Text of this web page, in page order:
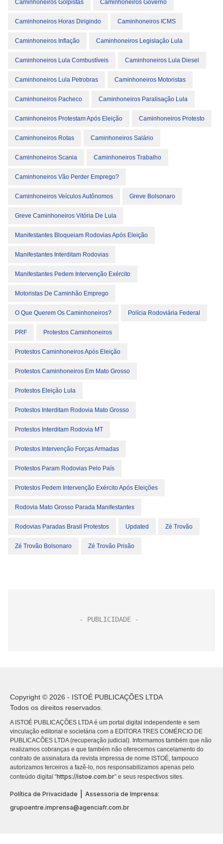
Caminhoneiros Golpistas Caminhoneiros Governo
Caminhoneiros Horas Dirigindo Caminhoneiros ICMS
Caminhoneiros Inflação Caminhoneiros Legislação Lula
Caminhoneiros Lula Combustíveis Caminhoneiros Lula Diesel
Caminhoneiros Lula Petrobras Caminhoneiros Motoristas
Caminhoneiros Pacheco Caminhoneiros Paralisação Lula
Caminhoneiros Protestam Após Eleição Caminhoneiros Protesto
Caminhoneiros Rotas Caminhoneiros Salário
Caminhoneiros Scania Caminhoneiros Trabalho
Caminhoneiros Vão Perder Emprego?
Caminhoneiros Veículos Autônomos Greve Bolsonaro
Greve Caminhoneiros Vitória De Lula
Manifestantes Bloqueiam Rodovias Após Eleição
Manifestantes Interditam Rodovias
Manifestantes Pedem Intervenção Exército
Motoristas De Caminhão Emprego
O Que Querem Os Caminhoneiros? Polícia Rodoviária Federal
PRF Protestos Caminhoneiros
Protestos Caminhoneiros Após Eleição
Protestos Caminhoneiros Em Mato Grosso
Protestos Eleição Lula
Protestos Interditam Rodovia Mato Grosso
Protestos Interditam Rodovia MT
Protestos Intervenção Forças Armadas
Protestos Param Rodovias Pelo País
Protestos Pedem Intervenção Exército Após Eleições
Rodovia Mato Grosso Parada Manifestantes
Rodovias Paradas Brasil Protestos Updated Zé Trovão
Zé Trovão Bolsonaro Zé Trovão Prisão
Copyright © 2026 - ISTOÉ PUBLICAÇÕES LTDA
Todos os direitos reservados.
A ISTOÉ PUBLICAÇÕES LTDA é um portal digital independente e sem
vinculação editorial e societária com a EDITORA TRES COMÉRCIO DE
PUBLICACÕES LTDA (recuperação judicial). Informamos também que não
realizamos cobranças e que também não oferecemos cancelamento do
contrato de assinatura da revista impressa de nome ISTOÉ, tampouco
autorizamos terceiros a fazê-lo, nos responsabilizamos apenas pelo
conteúdo digital “https://istoe.com.br” e seus respectivos sites.
Política de Privacidade
Assessoria de Imprensa:
grupoentre.imprensa@agenciafr.com.br